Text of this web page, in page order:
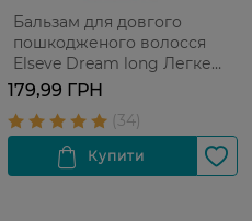
Бальзам для довгого
пошкодженого волосся
Elseve Dream long Легке
Розчісування 200 мл
179,99 ГРН